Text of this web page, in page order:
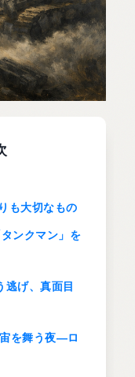
も大切なもの
ンクマン」を
げ、真面目
を舞う夜—ロ